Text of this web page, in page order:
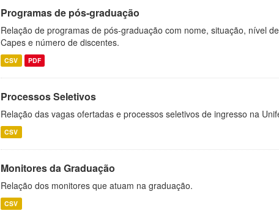
Programas de pós-graduação
Relação de programas de pós-graduação com nome, situação, nível
Capes e número de discentes.
CSV PDF
Processos Seletivos
Relação das vagas ofertadas e processos seletivos de ingresso na
CSV
Monitores da Graduação
Relação dos monitores que atuam na graduação.
CSV